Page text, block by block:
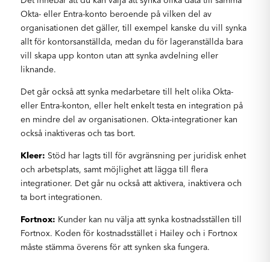
Okta- eller Entra-konto beroende på vilken del av
organisationen det gäller, till exempel kanske du vill synka
allt för kontorsanställda, medan du för lageranställda bara
vill skapa upp konton utan att synka avdelning eller
liknande.
Det går också att synka medarbetare till helt olika Okta-
eller Entra-konton, eller helt enkelt testa en integration på
en mindre del av organisationen. Okta-integrationer kan
också inaktiveras och tas bort.
Kleer: Stöd har lagts till för avgränsning per juridisk enhet
och arbetsplats, samt möjlighet att lägga till flera
integrationer. Det går nu också att aktivera, inaktivera och
ta bort integrationen.
Fortnox: Kunder kan nu välja att synka kostnadsställen till
Fortnox. Koden för kostnadsstället i Hailey och i Fortnox
måste stämma överens för att synken ska fungera.